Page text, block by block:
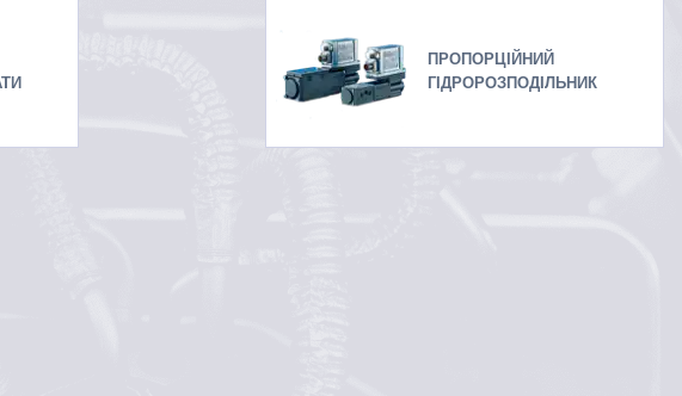
ПРОПОРЦІЙНИЙ
ГІДРОРОЗПОДІЛЬНИК